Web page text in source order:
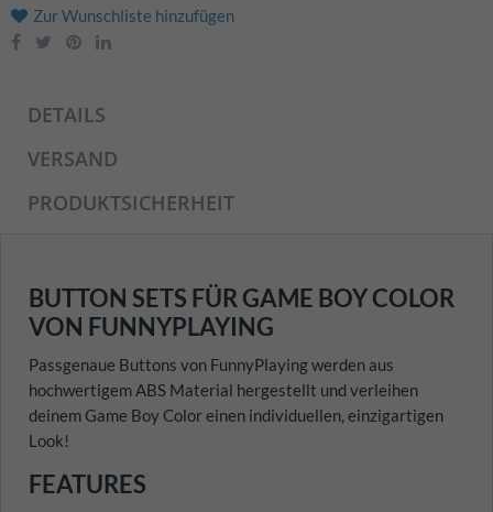
Zur Wunschliste hinzufügen
DETAILS
VERSAND
PRODUKTSICHERHEIT
BUTTON SETS FÜR GAME BOY COLOR
VON FUNNYPLAYING
Passgenaue Buttons von FunnyPlaying werden aus
hochwertigem ABS Material hergestellt und verleihen
deinem Game Boy Color einen individuellen, einzigartigen
Look!
FEATURES